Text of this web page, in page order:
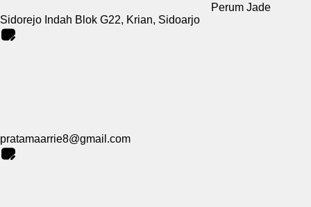
Perum Jade
Sidorejo Indah Blok G22, Krian, Sidoarjo
pratamaarrie8@gmail.com